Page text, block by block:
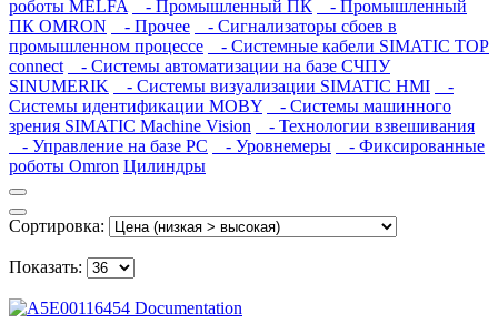
роботы MELFA
- Промышленный ПК
- Промышленный
ПК OMRON
- Прочее
- Сигнализаторы сбоев в
промышленном процессе
- Системные кабели SIMATIC TOP
connect
- Системы автоматизации на базе СЧПУ
SINUMERIK
- Системы визуализации SIMATIC HMI
-
Системы идентификации MOBY
- Системы машинного
зрения SIMATIC Machine Vision
- Технологии взвешивания
- Управление на базе РС
- Уровнемеры
- Фиксированные
роботы Omron Цилиндры
Сортировка:
Показать: